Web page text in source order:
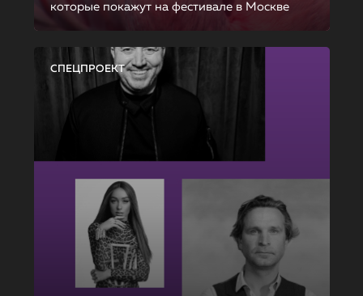
которые покажут на фестивале в Москве
СПЕЦПРОЕКТ